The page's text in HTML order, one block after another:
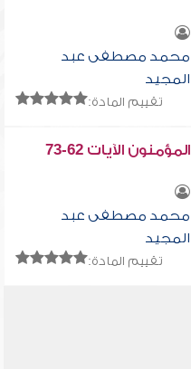
محمد مصطفى عبد
المجيد
تقييم المادة:
المؤمنون الآيات 62-73
محمد مصطفى عبد
المجيد
تقييم المادة: